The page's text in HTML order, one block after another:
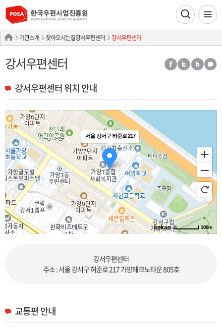
기관소개 찾아오시는길강서우편센터 강서우편센터
강서우편센터
강서우편센터 위치 안내
서울 강서구 허준로 217
100m
강서우편센터
주소 : 서울 강서구 허준로 217 가양테크노타운 805호
교통편 안내